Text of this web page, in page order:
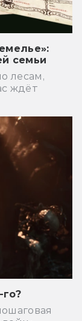
семьи
лесам,
ждёт